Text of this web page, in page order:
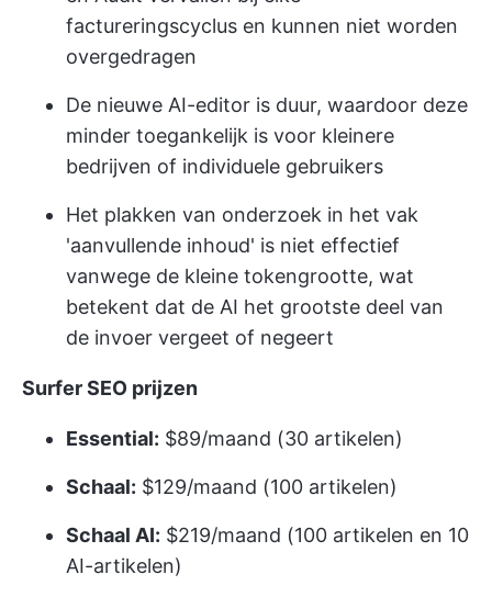
factureringscyclus en kunnen niet worden
overgedragen
De nieuwe AI-editor is duur, waardoor deze
minder toegankelijk is voor kleinere
bedrijven of individuele gebruikers
Het plakken van onderzoek in het vak
'aanvullende inhoud' is niet effectief
vanwege de kleine tokengrootte, wat
betekent dat de AI het grootste deel van
de invoer vergeet of negeert
Surfer SEO prijzen
Essential: $89/maand (30 artikelen)
Schaal: $129/maand (100 artikelen)
Schaal AI: $219/maand (100 artikelen en 10
AI-artikelen)